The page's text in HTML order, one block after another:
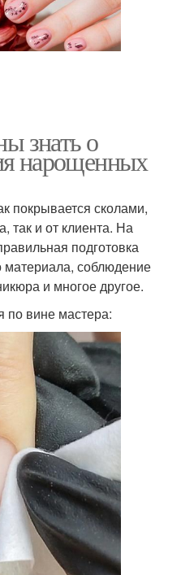
знать о
нарощенных
покрывается сколами,
так и от клиента. На
подготовка
материала, соблюдение
и многое другое.
по вине мастера: